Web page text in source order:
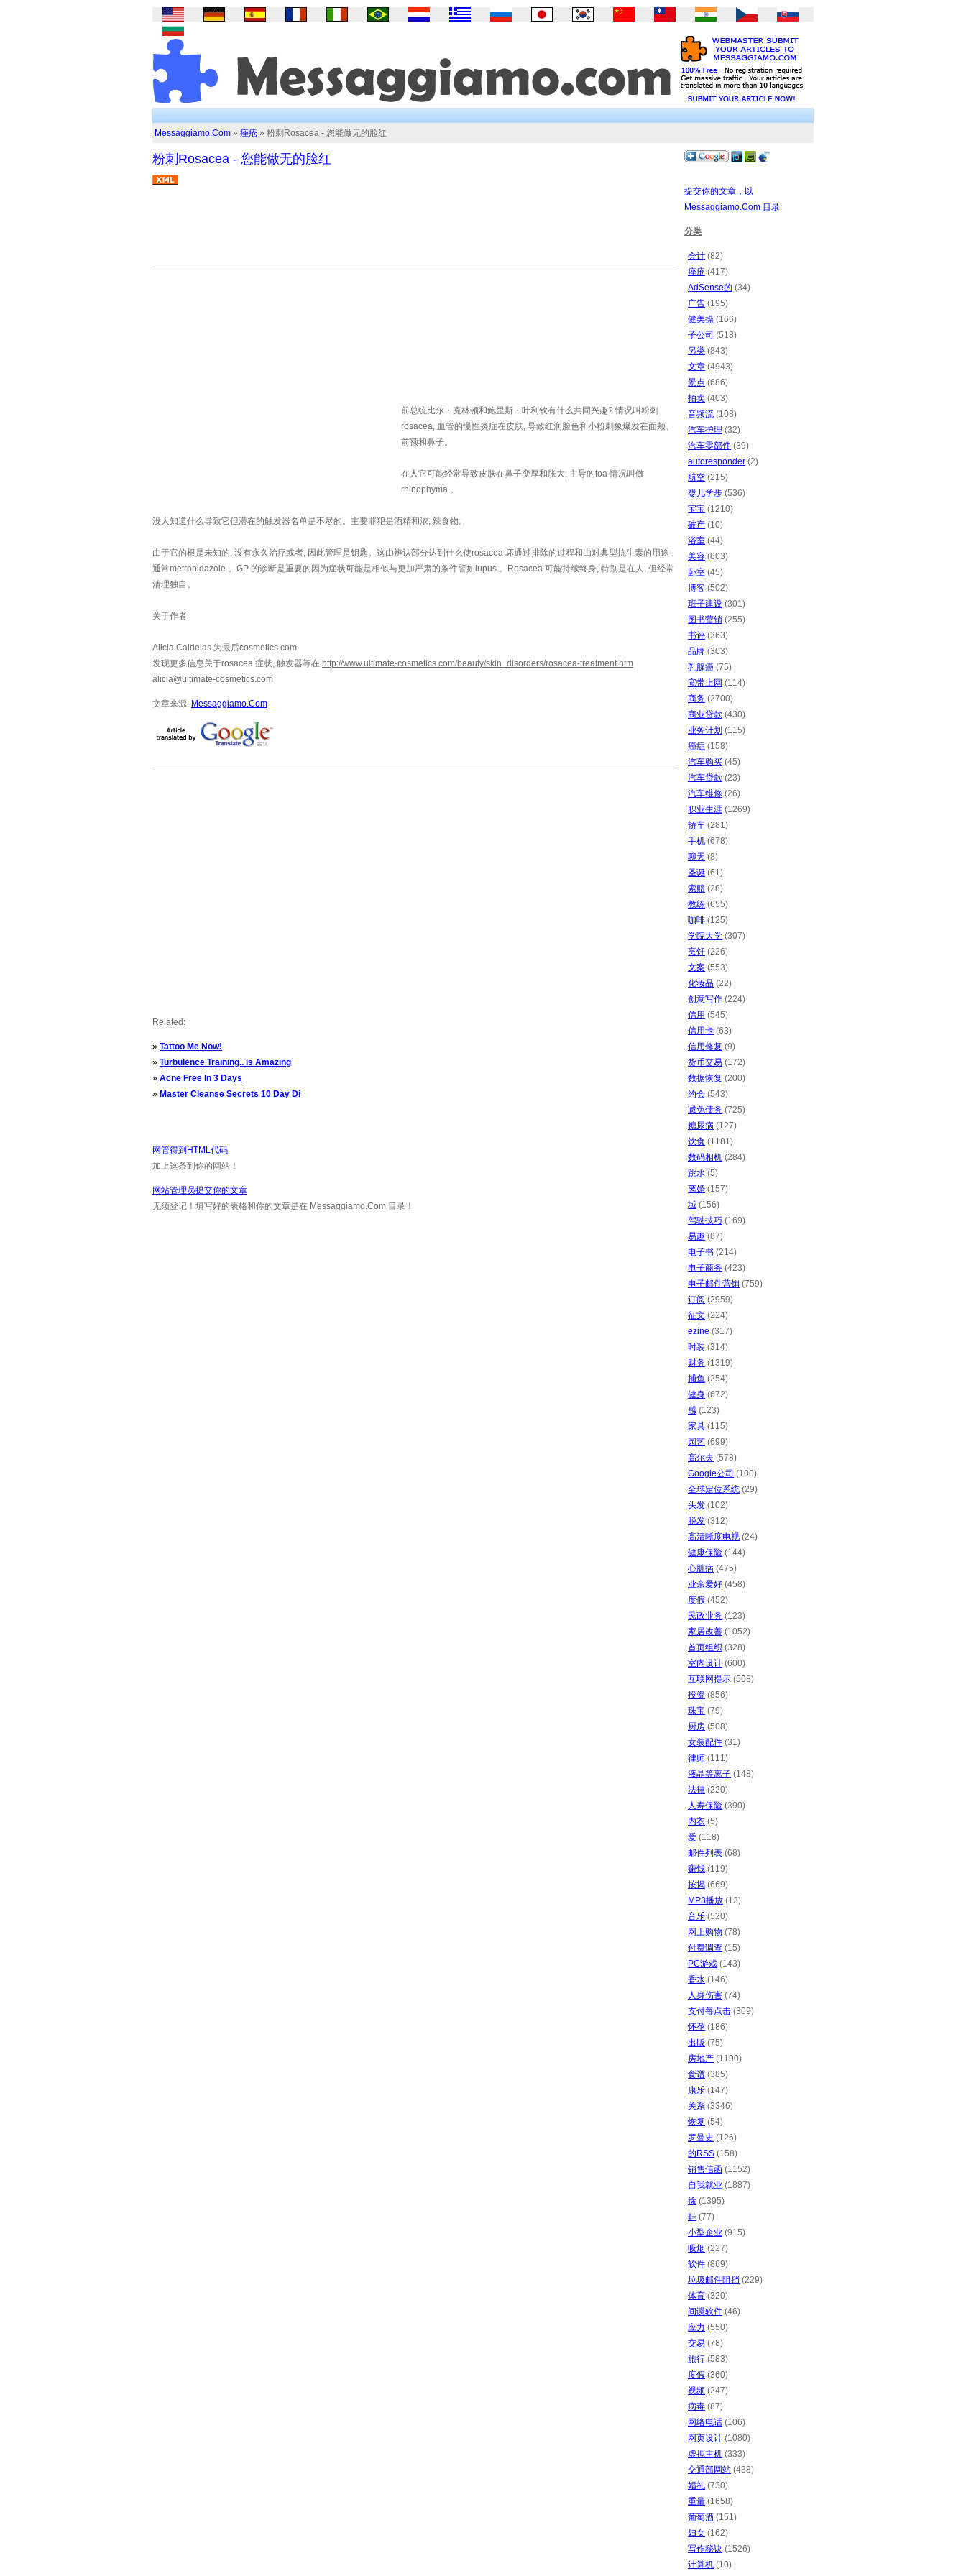
Messaggiamo.Com » 痤疮 » 粉刺Rosacea - 您能做无的脸红
粉刺Rosacea - 您能做无的脸红
前总统比尔・克林顿和鲍里斯・叶利钦有什么共同兴趣? 情况叫粉刺
rosacea, 血管的慢性炎症在皮肤, 导致红润脸色和小粉刺象爆发在面颊、
前额和鼻子。
在人它可能经常导致皮肤在鼻子变厚和胀大, 主导的toa 情况叫做
rhinophyma 。
没人知道什么导致它但潜在的触发器名单是不尽的。主要罪犯是酒精和浓, 辣食物。
由于它的根是未知的, 没有永久治疗或者, 因此管理是钥匙。这由辨认部分达到什么使rosacea 坏通过排除的过程和由对典型抗生素的用途-
通常metronidazole 。GP 的诊断是重要的因为症状可能是相似与更加严肃的条件譬如lupus 。Rosacea 可能持续终身, 特别是在人, 但经常
清理独自。
关于作者
Alicia Caldelas 为最后cosmetics.com
发现更多信息关于rosacea 症状, 触发器等在 http://www.ultimate-cosmetics.com/beauty/skin_disorders/rosacea-treatment.htm
alicia@ultimate-cosmetics.com
文章来源: Messaggiamo.Com
Related:
» Tattoo Me Now!
» Turbulence Training.. is Amazing
» Acne Free In 3 Days
» Master Cleanse Secrets 10 Day Di
网管得到HTML代码
加上这条到你的网站！
网站管理员提交你的文章
无须登记！填写好的表格和你的文章是在 Messaggiamo.Com 目录！
提交你的文章，以
Messaggiamo.Com 目录
分类
会计 (82)
痤疮 (417)
AdSense的 (34)
广告 (195)
健美操 (166)
子公司 (518)
另类 (843)
文章 (4943)
景点 (686)
拍卖 (403)
音频流 (108)
汽车护理 (32)
汽车零部件 (39)
autoresponder (2)
航空 (215)
婴儿学步 (536)
宝宝 (1210)
破产 (10)
浴室 (44)
美容 (803)
卧室 (45)
博客 (502)
班子建设 (301)
图书营销 (255)
书评 (363)
品牌 (303)
乳腺癌 (75)
宽带上网 (114)
商务 (2700)
商业贷款 (430)
业务计划 (115)
癌症 (158)
汽车购买 (45)
汽车贷款 (23)
汽车维修 (26)
职业生涯 (1269)
轿车 (281)
手机 (678)
聊天 (8)
圣诞 (61)
索赔 (28)
教练 (655)
咖啡 (125)
学院大学 (307)
烹饪 (226)
文案 (553)
化妆品 (22)
创意写作 (224)
信用 (545)
信用卡 (63)
信用修复 (9)
货币交易 (172)
数据恢复 (200)
约会 (543)
减免债务 (725)
糖尿病 (127)
饮食 (1181)
数码相机 (284)
跳水 (5)
离婚 (157)
域 (156)
驾驶技巧 (169)
易趣 (87)
电子书 (214)
电子商务 (423)
电子邮件营销 (759)
订阅 (2959)
征文 (224)
ezine (317)
时装 (314)
财务 (1319)
捕鱼 (254)
健身 (672)
感 (123)
家具 (115)
园艺 (699)
高尔夫 (578)
Google公司 (100)
全球定位系统 (29)
头发 (102)
脱发 (312)
高清晰度电视 (24)
健康保险 (144)
心脏病 (475)
业余爱好 (458)
度假 (452)
民政业务 (123)
家居改善 (1052)
首页组织 (328)
室内设计 (600)
互联网提示 (508)
投资 (856)
珠宝 (79)
厨房 (508)
女装配件 (31)
律师 (111)
液晶等离子 (148)
法律 (220)
人寿保险 (390)
内衣 (5)
爱 (118)
邮件列表 (68)
赚钱 (119)
按揭 (669)
MP3播放 (13)
音乐 (520)
网上购物 (78)
付费调查 (15)
PC游戏 (143)
香水 (146)
人身伤害 (74)
支付每点击 (309)
怀孕 (186)
出版 (75)
房地产 (1190)
食谱 (385)
康乐 (147)
关系 (3346)
恢复 (54)
罗曼史 (126)
的RSS (158)
销售信函 (1152)
自我就业 (1887)
徐 (1395)
鞋 (77)
小型企业 (915)
吸烟 (227)
软件 (869)
垃圾邮件阻挡 (229)
体育 (320)
间谍软件 (46)
应力 (550)
交易 (78)
旅行 (583)
度假 (360)
视频 (247)
病毒 (87)
网络电话 (106)
网页设计 (1080)
虚拟主机 (333)
交通部网站 (438)
婚礼 (730)
重量 (1658)
葡萄酒 (151)
妇女 (162)
写作秘诀 (1526)
计算机 (10)